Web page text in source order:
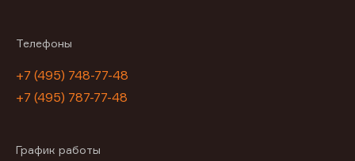
Телефоны
+7 (495) 748-77-48
+7 (495) 787-77-48
График работы